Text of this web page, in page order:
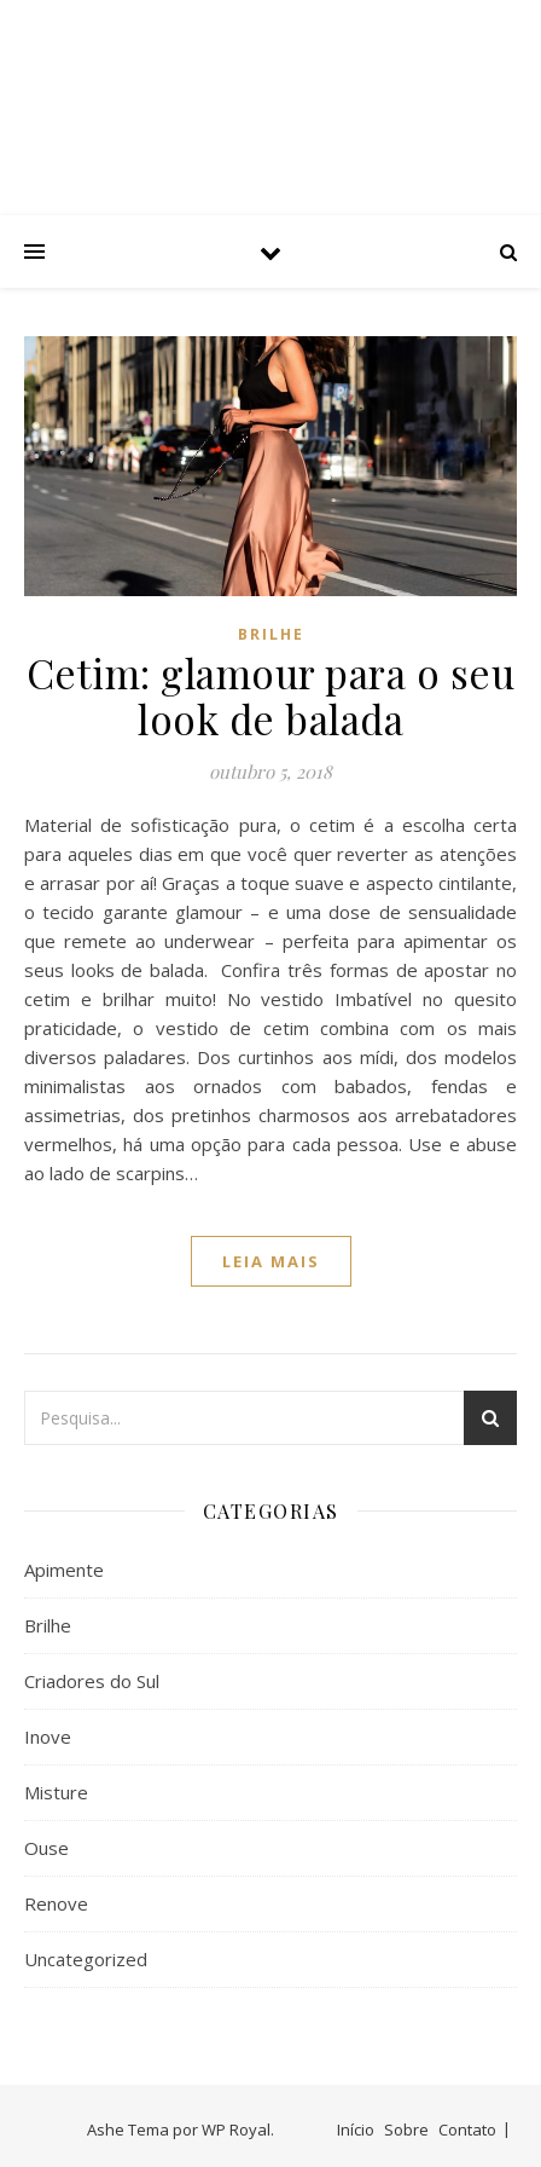
BRILHE
Cetim: glamour para o seu
look de balada
outubro 5, 2018
Material de sofisticação pura, o cetim é a escolha certa
para aqueles dias em que você quer reverter as atenções
e arrasar por aí! Graças a toque suave e aspecto cintilante,
o tecido garante glamour – e uma dose de sensualidade
que remete ao underwear – perfeita para apimentar os
seus looks de balada. Confira três formas de apostar no
cetim e brilhar muito! No vestido Imbatível no quesito
praticidade, o vestido de cetim combina com os mais
diversos paladares. Dos curtinhos aos mídi, dos modelos
minimalistas aos ornados com babados, fendas e
assimetrias, dos pretinhos charmosos aos arrebatadores
vermelhos, há uma opção para cada pessoa. Use e abuse
ao lado de scarpins…
LEIA MAIS
CATEGORIAS
Apimente
Brilhe
Criadores do Sul
Inove
Misture
Ouse
Renove
Uncategorized
Início Sobre Contato
Ashe Tema porWP Royal.